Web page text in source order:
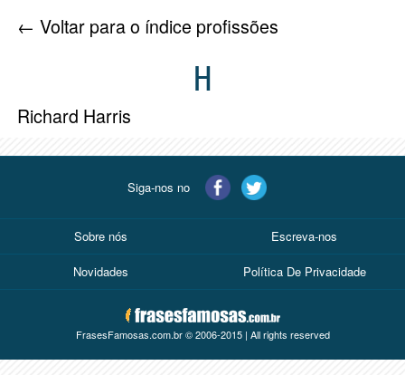
← Voltar para o índice profissões
H
Richard Harris
Siga-nos no
Sobre nós Escreva-nos
Novidades Política De Privacidade
FrasesFamosas.com.br © 2006-2015 | All rights reserved